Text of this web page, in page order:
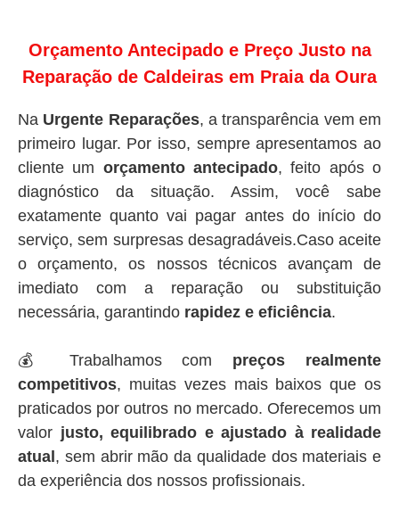
Orçamento Antecipado e Preço Justo na
Reparação de Caldeiras em Praia da Oura
Na Urgente Reparações, a transparência vem em
primeiro lugar. Por isso, sempre apresentamos ao
cliente um orçamento antecipado, feito após o
diagnóstico da situação. Assim, você sabe
exatamente quanto vai pagar antes do início do
serviço, sem surpresas desagradáveis.Caso aceite
o orçamento, os nossos técnicos avançam de
imediato com a reparação ou substituição
necessária, garantindo rapidez e eficiência.
💰 Trabalhamos com preços realmente
competitivos, muitas vezes mais baixos que os
praticados por outros no mercado. Oferecemos um
valor justo, equilibrado e ajustado à realidade
atual , sem abrir mão da qualidade dos materiais e
da experiência dos nossos profissionais.